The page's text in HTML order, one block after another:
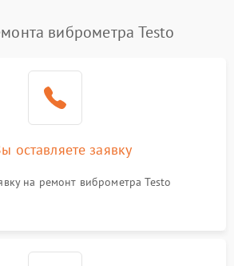
виброметра Testo
оставляете заявку
на ремонт виброметра Testo